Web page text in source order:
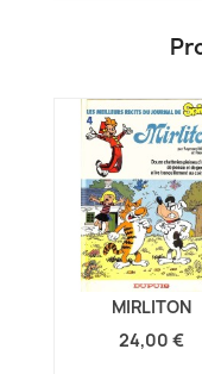
MIRLITON
24,00 €